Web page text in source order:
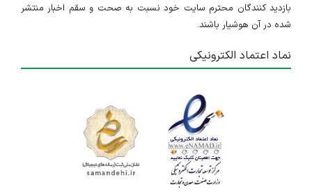
بازدید کنندگان محترم سایت خود نسبت به صحت و سقم اخبار منتشر
شده در آن هوشیار باشند.
نماد اعتماد الکترونیکی